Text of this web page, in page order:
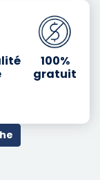
100%
gratuit